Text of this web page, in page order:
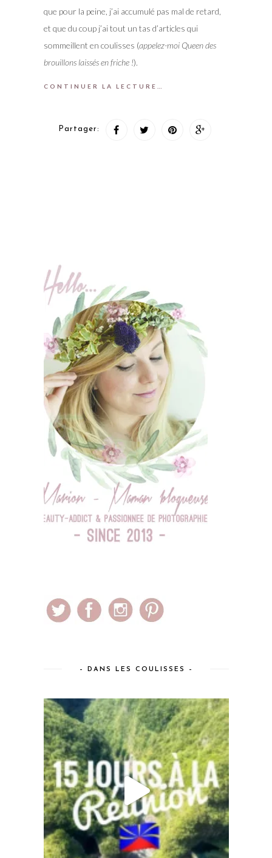
que pour la peine, j’ai accumulé pas mal de retard,
et que du coup j’ai tout un tas d’articles qui
sommeillent en coulisses (appelez-moi Queen des
brouillons laissés en friche !).
CONTINUER LA LECTURE…
Partager:
– DANS LES COULISSES –